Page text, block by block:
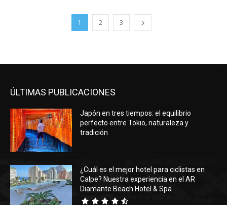
1 2 3
ÚLTIMAS PUBLICACIONES
Japón en tres tiempos: el equilibrio
perfecto entre Tokio, naturaleza y
tradición
¿Cuál es el mejor hotel para ciclistas en
Calpe? Nuestra experiencia en el AR
Diamante Beach Hotel & Spa